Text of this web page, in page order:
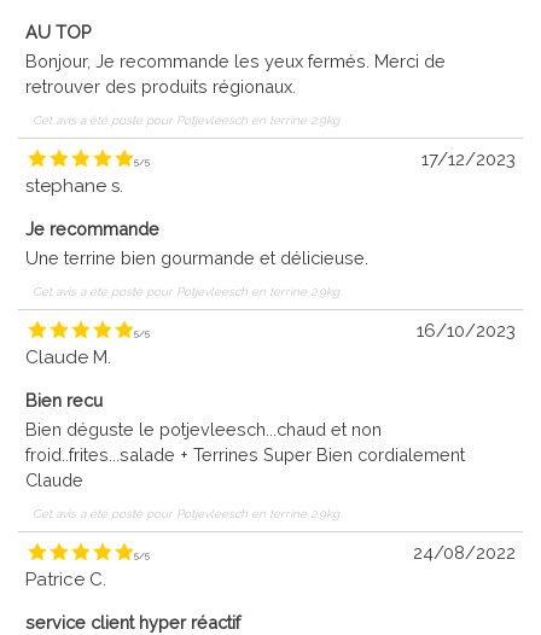
AU TOP
Bonjour, Je recommande les yeux fermés. Merci de
retrouver des produits régionaux.
Cet avis a été posté pour Potjevleesch en terrine 2.9kg
5/5
17/12/2023
stephane s.
Je recommande
Une terrine bien gourmande et délicieuse.
Cet avis a été posté pour Potjevleesch en terrine 2.9kg
5/5
16/10/2023
Claude M.
Bien recu
Bien déguste le potjevleesch...chaud et non
froid..frites...salade + Terrines Super Bien cordialement
Claude
Cet avis a été posté pour Potjevleesch en terrine 2.9kg
5/5
24/08/2022
Patrice C.
service client hyper réactif